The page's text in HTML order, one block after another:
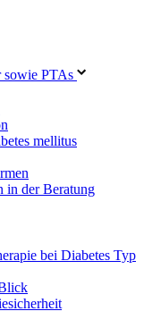
sowie PTAs
mellitus
in der Beratung
bei Diabetes Typ